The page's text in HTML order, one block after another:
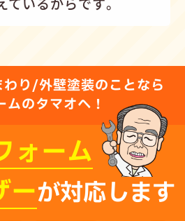
り/外壁塗装のことなら
ムのタマオへ！
ォーム
ーが対応します